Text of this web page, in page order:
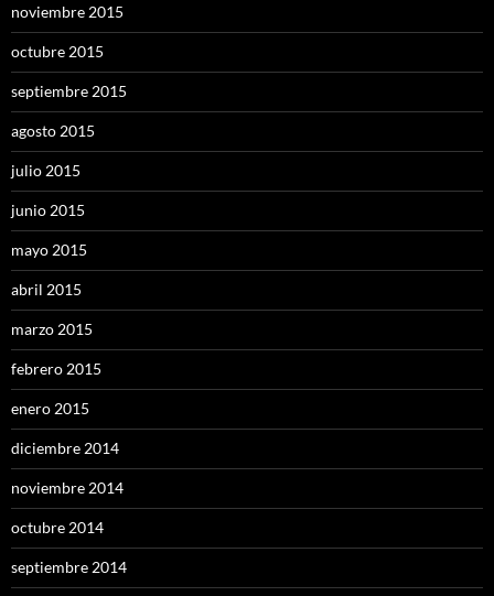
noviembre 2015
octubre 2015
septiembre 2015
agosto 2015
julio 2015
junio 2015
mayo 2015
abril 2015
marzo 2015
febrero 2015
enero 2015
diciembre 2014
noviembre 2014
octubre 2014
septiembre 2014